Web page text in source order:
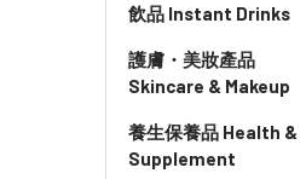
飲品 Instant Drinks
護膚・美妝產品
Skincare & Makeup
養生保養品 Health &
Supplement